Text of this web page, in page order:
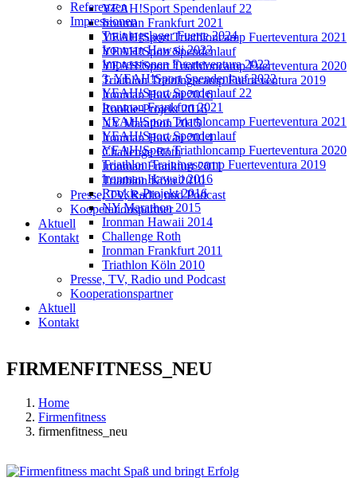
YEAH!Sport Spendenlauf 22
Ironman Frankfurt 2021
YEAH!Sport Triathloncamp Fuerteventura 2021
YEAH!Sport Spendenlauf
YEAH!Sport Triathloncamp Fuerteventura 2020
Triathlon Trainingscamp Fuerteventura 2019
Ironman Hawaii 2016
Rookie-Projekt 2016
NY Marathon 2015
Ironman Hawaii 2014
Challenge Roth
Ironman Frankfurt 2011
Triathlon Köln 2010
Presse, TV, Radio und Podcast
Kooperationspartner
Aktuell
Kontakt
Referenzen
Impressionen
Trainingslager Fuerte 2024
Ironman Hawaii 2023
Impressionen Fuerteventura 2022
3. YEAH!Sport Spendenlauf 2022
YEAH!Sport Spendenlauf 22
Ironman Frankfurt 2021
YEAH!Sport Triathloncamp Fuerteventura 2021
YEAH!Sport Spendenlauf
YEAH!Sport Triathloncamp Fuerteventura 2020
Triathlon Trainingscamp Fuerteventura 2019
Ironman Hawaii 2016
Rookie-Projekt 2016
NY Marathon 2015
Ironman Hawaii 2014
Challenge Roth
Ironman Frankfurt 2011
Triathlon Köln 2010
Presse, TV, Radio und Podcast
Kooperationspartner
Aktuell
Kontakt
FIRMENFITNESS_NEU
Home
Firmenfitness
firmenfitness_neu